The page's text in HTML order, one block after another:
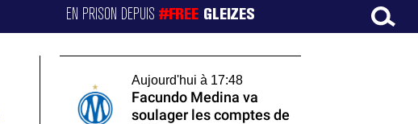
EN PRISON DEPUIS#FREE GLEIZES
Aujourd'hui à 17:48
Facundo Medina va
soulager les comptes de